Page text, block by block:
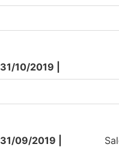
31/10/2019 |
31/09/2019 |